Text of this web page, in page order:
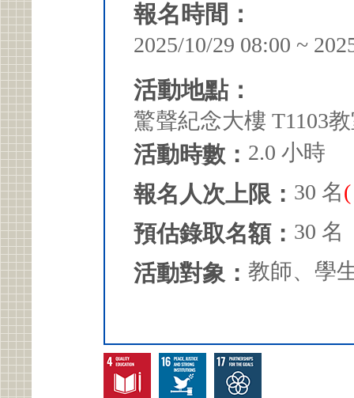
報名時間：
2025/10/29 08:00 ~
活動地點：
驚聲紀念大樓 T1103
活動時數： 2.0 小時
報名人次上限： 30 名
預估錄取名額： 30 名
活動對象： 教師、學